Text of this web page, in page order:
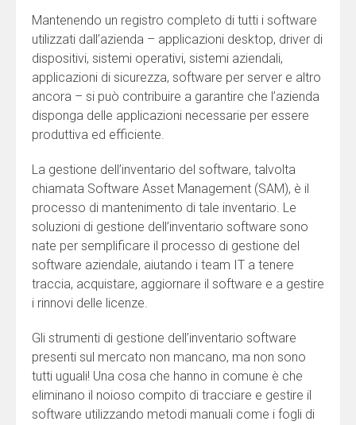
Mantenendo un registro completo di tutti i software
utilizzati dall’azienda – applicazioni desktop, driver di
dispositivi, sistemi operativi, sistemi aziendali,
applicazioni di sicurezza, software per server e altro
ancora – si può contribuire a garantire che l’azienda
disponga delle applicazioni necessarie per essere
produttiva ed efficiente.
La gestione dell’inventario del software, talvolta
chiamata Software Asset Management (SAM), è il
processo di mantenimento di tale inventario. Le
soluzioni di gestione dell’inventario software sono
nate per semplificare il processo di gestione del
software aziendale, aiutando i team IT a tenere
traccia, acquistare, aggiornare il software e a gestire
i rinnovi delle licenze.
Gli strumenti di gestione dell’inventario software
presenti sul mercato non mancano, ma non sono
tutti uguali! Una cosa che hanno in comune è che
eliminano il noioso compito di tracciare e gestire il
software utilizzando metodi manuali come i fogli di